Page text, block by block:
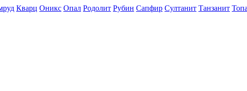
Кварц Оникс Опал Родолит Рубин Сапфир Султанит Танзанит